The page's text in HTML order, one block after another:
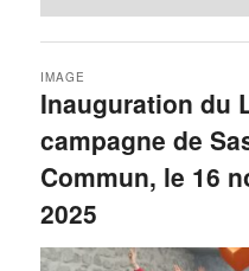
Inauguration du
campagne de
Commun, le 16
2025
IMAGE